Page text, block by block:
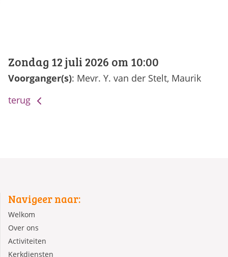
Zondag 12 juli 2026 om 10:00
Voorganger(s): Mevr. Y. van der Stelt, Maurik
terug
Navigeer naar:
Welkom
Over ons
Activiteiten
Kerkdiensten